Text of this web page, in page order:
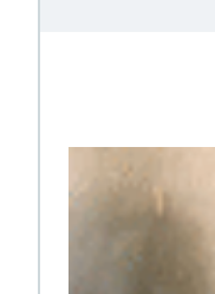
холод.камер